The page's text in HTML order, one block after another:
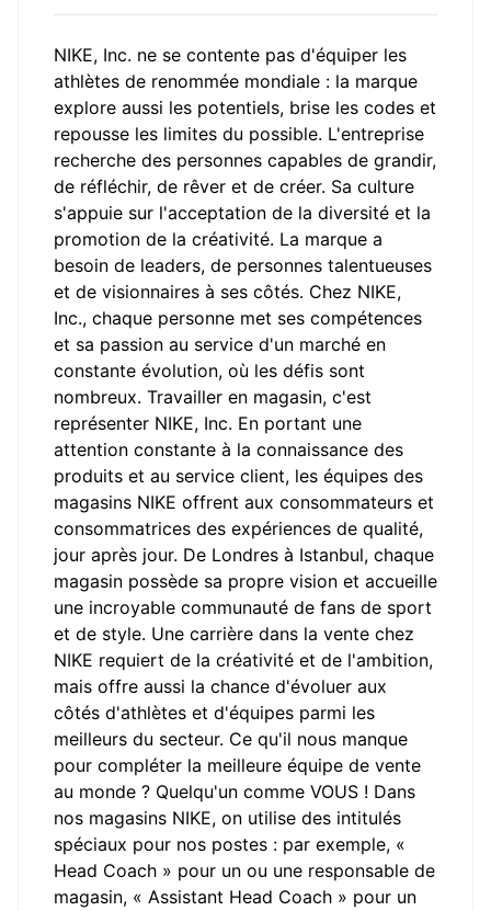
NIKE, Inc. ne se contente pas d'équiper les
athlètes de renommée mondiale : la marque
explore aussi les potentiels, brise les codes et
repousse les limites du possible. L'entreprise
recherche des personnes capables de grandir,
de réfléchir, de rêver et de créer. Sa culture
s'appuie sur l'acceptation de la diversité et la
promotion de la créativité. La marque a
besoin de leaders, de personnes talentueuses
et de visionnaires à ses côtés. Chez NIKE,
Inc., chaque personne met ses compétences
et sa passion au service d'un marché en
constante évolution, où les défis sont
nombreux. Travailler en magasin, c'est
représenter NIKE, Inc. En portant une
attention constante à la connaissance des
produits et au service client, les équipes des
magasins NIKE offrent aux consommateurs et
consommatrices des expériences de qualité,
jour après jour. De Londres à Istanbul, chaque
magasin possède sa propre vision et accueille
une incroyable communauté de fans de sport
et de style. Une carrière dans la vente chez
NIKE requiert de la créativité et de l'ambition,
mais offre aussi la chance d'évoluer aux
côtés d'athlètes et d'équipes parmi les
meilleurs du secteur. Ce qu'il nous manque
pour compléter la meilleure équipe de vente
au monde ? Quelqu'un comme VOUS ! Dans
nos magasins NIKE, on utilise des intitulés
spéciaux pour nos postes : par exemple, «
Head Coach » pour un ou une responsable de
magasin, « Assistant Head Coach » pour un